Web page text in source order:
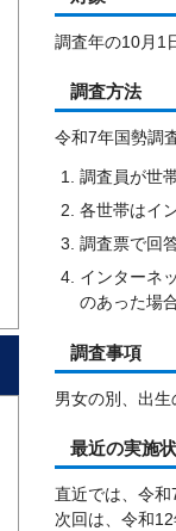
調査年の10月1
調査方法
令和7年国勢調
調査員が世
各世帯はイ
調査票で回
インターネ
のあった場
調査事項
男女の別、出
最近の実施
直近では、令
次回は、令和